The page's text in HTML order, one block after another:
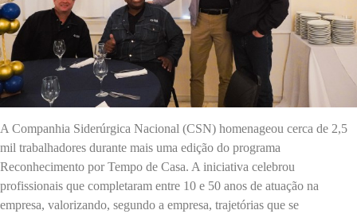
A Companhia Siderúrgica Nacional (CSN) homenageou cerca de 2,5
mil trabalhadores durante mais uma edição do programa
Reconhecimento por Tempo de Casa. A iniciativa celebrou
profissionais que completaram entre 10 e 50 anos de atuação na
empresa, valorizando, segundo a empresa, trajetórias que se